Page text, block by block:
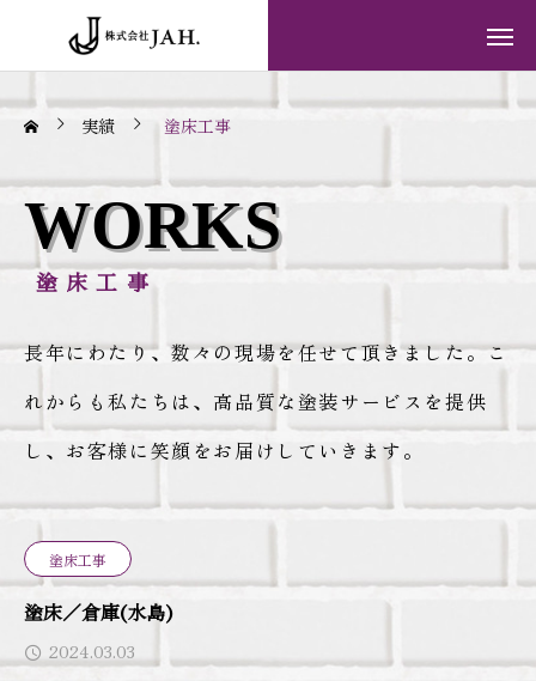
実績 塗床工事
WORKS
塗床工事
長年にわたり、数々の現場を任せて頂きました。こ
れからも私たちは、高品質な塗装サービスを提供
し、お客様に笑顔をお届けしていきます。
塗床工事
塗床／倉庫(水島)
2024.03.03